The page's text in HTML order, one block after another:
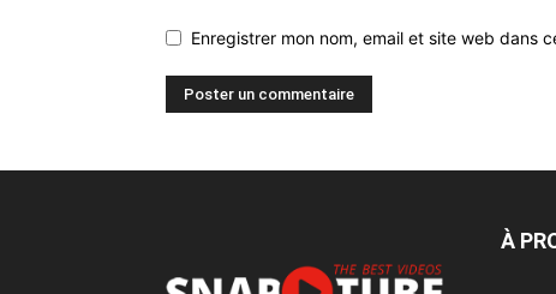
Enregistrer mon nom, email et site web dans
À